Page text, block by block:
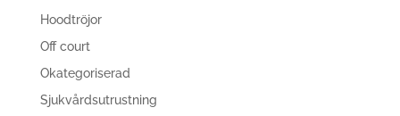
Hoodtröjor
Off court
Okategoriserad
Sjukvårdsutrustning